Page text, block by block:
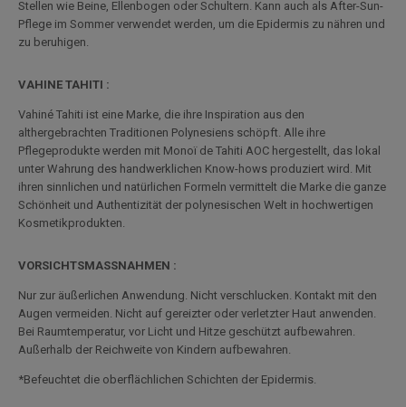
Stellen wie Beine, Ellenbogen oder Schultern. Kann auch als After-Sun-
Pflege im Sommer verwendet werden, um die Epidermis zu nähren und
zu beruhigen.
VAHINE TAHITI :
Vahiné Tahiti ist eine Marke, die ihre Inspiration aus den
althergebrachten Traditionen Polynesiens schöpft. Alle ihre
Pflegeprodukte werden mit Monoï de Tahiti AOC hergestellt, das lokal
unter Wahrung des handwerklichen Know-hows produziert wird. Mit
ihren sinnlichen und natürlichen Formeln vermittelt die Marke die ganze
Schönheit und Authentizität der polynesischen Welt in hochwertigen
Kosmetikprodukten.
VORSICHTSMASSNAHMEN :
Nur zur äußerlichen Anwendung. Nicht verschlucken. Kontakt mit den
Augen vermeiden. Nicht auf gereizter oder verletzter Haut anwenden.
Bei Raumtemperatur, vor Licht und Hitze geschützt aufbewahren.
Außerhalb der Reichweite von Kindern aufbewahren.
*Befeuchtet die oberflächlichen Schichten der Epidermis.